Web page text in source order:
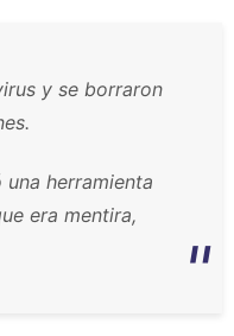
y se borraron
herramienta
era mentira,